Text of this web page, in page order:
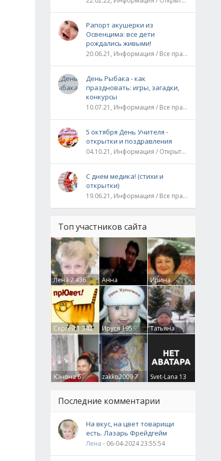
Рапорт акушерки из
Освенцима: все дети
рождались живыми!
20.06.21, Информация / Все праздники / Рассказы и истории
День Рыбака - как
праздновать: игры, загадки,
конкурсы
10.07.21, Информация / Все праздники
5 октября День Учителя -
открытки и поздравления
04.10.21, Информация / Открытки / Все праздники
С днем медика! (стихи и
открытки)
19.06.21, Информация / Все праздники
Топ участников сайта
Лена7 436
Анна
Гумлевая0
Ирина
Бруцкая41
Сергей1 342 Ируся195
Татьяна
Крючкова0
Юнона6 zakko20097 Svet-Lana 13
Последние комментарии
На вкус, на цвет товарищи
есть. Лазарь Фрейдгейм
Лена - 06-04-2024 23:55:54